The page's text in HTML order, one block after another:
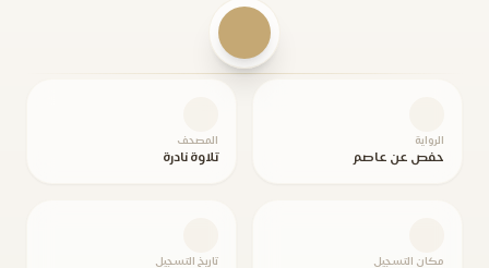
الرواية
حفص عن عاصم
المصحف
تلاوة نادرة
مكان التسجيل تاريخ التسجيل